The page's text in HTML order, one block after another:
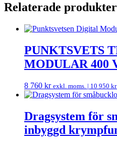
Relaterade produkter
PUNKTSVETS
MODULAR 400
8 760 kr exkl. moms. | 10 950 kr
Dragsystem för
inbyggd